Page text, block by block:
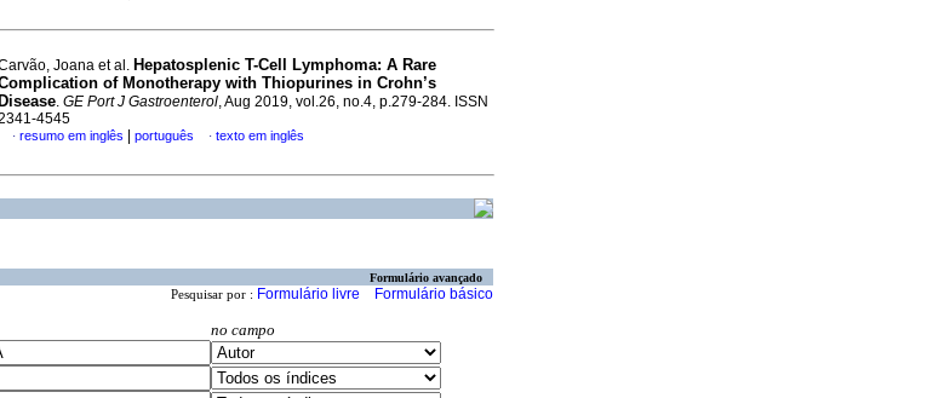
Joana et al. Hepatosplenic T-Cell Lymphoma: A Rare
of Monotherapy with Thiopurines in Crohn’s
Disease. GE Port J Gastroenterol, Aug 2019, vol.26, no.4, p.279-284. ISSN
4545
· resumo em inglês português · texto em inglês
Formulário avançado
Pesquisar por : Formulário livre Formulário básico
no campo